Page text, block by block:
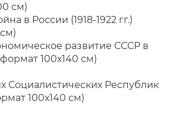
70х100 см)
в России (1918-1922 гг.)
развитие СССР в
гг. (формат 100х140 см)
Социалистических Республик
(формат 100х140 см)